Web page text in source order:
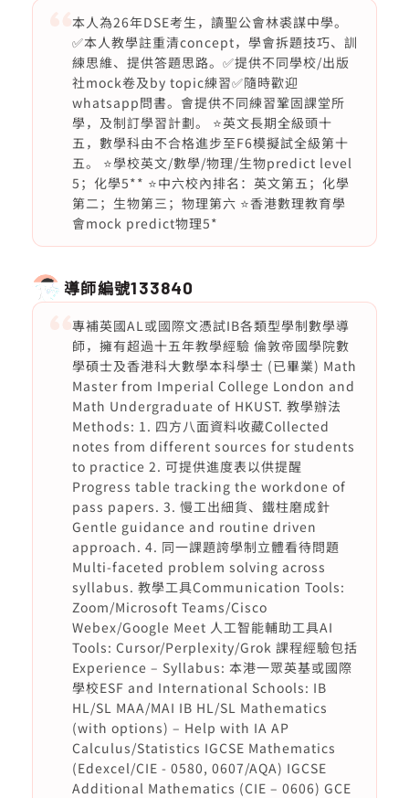
本人為26年DSE考生，讀聖公會林裘謀中學。
✅本人教學註重清concept，學會拆題技巧、訓
練思維、提供答題思路。✅提供不同學校/出版
社mock卷及by topic練習✅隨時歡迎
whatsapp問書。會提供不同練習鞏固課堂所
學，及制訂學習計劃。 ⭐️英文長期全級頭十
五，數學科由不合格進步至F6模擬試全級第十
五。 ⭐️學校英文/數學/物理/生物predict level
5；化學5** ⭐️中六校內排名：英文第五；化學
第二；生物第三；物理第六 ⭐️香港數理教育學
會mock predict物理5*
導師編號133840
專補英國AL或國際文憑試IB各類型學制數學導
師，擁有超過十五年教學經驗 倫敦帝國學院數
學碩士及香港科大數學本科學士 (已畢業) Math
Master from Imperial College London and
Math Undergraduate of HKUST. 教學辦法
Methods: 1. 四方八面資料收藏Collected
notes from different sources for students
to practice 2. 可提供進度表以供提醒
Progress table tracking the workdone of
pass papers. 3. 慢工出細貨、鐵柱磨成針
Gentle guidance and routine driven
approach. 4. 同一課題誇學制立體看待問題
Multi-faceted problem solving across
syllabus. 教學工具Communication Tools:
Zoom/Microsoft Teams/Cisco
Webex/Google Meet 人工智能輔助工具AI
Tools: Cursor/Perplexity/Grok 課程經驗包括
Experience – Syllabus: 本港一眾英基或國際
學校ESF and International Schools: IB
HL/SL MAA/MAI IB HL/SL Mathematics
(with options) – Help with IA AP
Calculus/Statistics IGCSE Mathematics
(Edexcel/CIE - 0580, 0607/AQA) IGCSE
Additional Mathematics (CIE – 0606) GCE